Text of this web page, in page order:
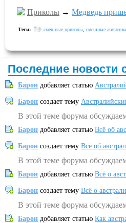
Приколы → Медведь
Теги: смешные приколы смешные
Последние новости
Барон добавляет статью
Барон создает тему
В этой теме форума
Барон добавляет статью Всё об
Барон создает тему Всё об
В этой теме форума
Барон добавляет статью Всё о
Барон создает тему Всё о
В этой теме форума
Барон добавляет статью Как